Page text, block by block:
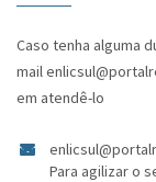
n
a
v
i
a
Caso tenha alguma
mail
em atendê-lo
Para agilizar o